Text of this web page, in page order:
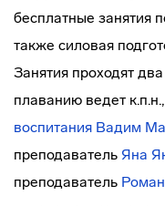
бесплатные занятия
также силовая
Занятия проходят
плаванию ведет
воспитания Вадим
преподаватель Яна
преподаватель